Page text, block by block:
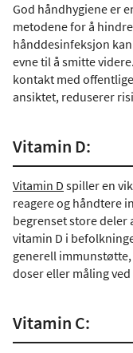
God håndhygiene er
metodene for å
hånddesinfeksjon
evne til å smitte
kontakt med
ansiktet, reduserer
Vitamin D:
Vitamin D spiller en
reagere og håndtere
begrenset store deler
vitamin D i
generell
doser eller måling ved
Vitamin C: